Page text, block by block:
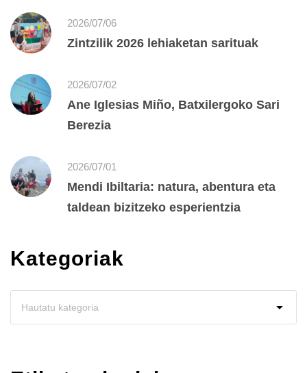
2026/07/06
Zintzilik 2026 lehiaketan sarituak
2026/07/02
Ane Iglesias Miño, Batxilergoko Sari
Berezia
2026/07/01
Mendi Ibiltaria: natura, abentura eta
taldean bizitzeko esperientzia
Kategoriak